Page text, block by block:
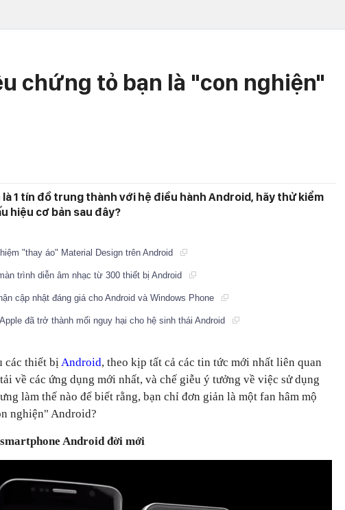
chứng tỏ bạn là "con nghiện"
là 1 tín đồ trung thành với hệ điều hành Android, hãy thử kiểm
hiệu cơ bản sau đây?
"thay áo" Material Design trên Android
trình diễn âm nhạc từ 300 thiết bị Android
cập nhật đáng giá cho Android và Windows Phone
đã trở thành mối nguy hại cho hệ sinh thái Android
các thiết bịAndroid, theo kịp tất cả các tin tức mới nhất liên quan
về các ứng dụng mới nhất, và chế giễu ý tưởng về việc sử dụng
làm thế nào để biết rằng, bạn chỉ đơn giản là một fan hâm mộ
nghiện" Android?
Android đời mới